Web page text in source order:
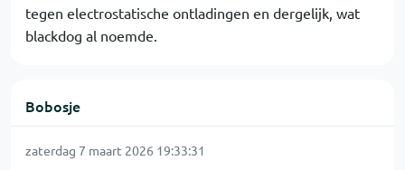
tegen electrostatische ontladingen en dergelijk, wat
blackdog al noemde.
Bobosje
zaterdag 7 maart 2026 19:33:31